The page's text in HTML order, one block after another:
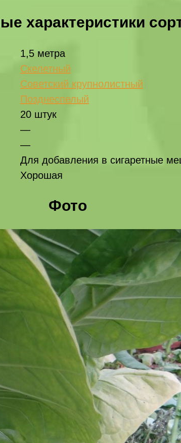
характеристики
1,5 метра
Скелетный
Советский крупнолистный
Позднеспелый
20 штук
—
—
Для добавления в сигаретные
Хорошая
Фото